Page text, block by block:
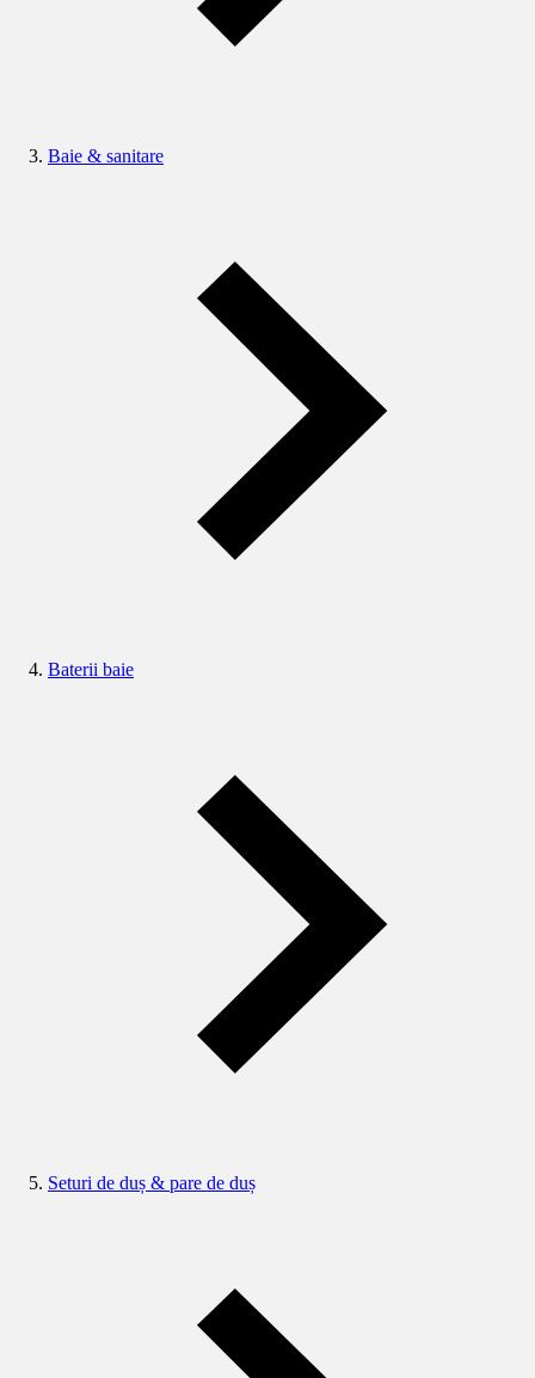
Baie & sanitare
Baterii baie
Seturi de duș & pare de duș